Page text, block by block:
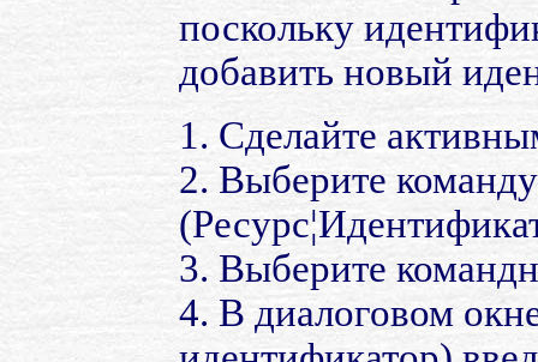
поскольку
добавить новый
1. Сделайте
2. Выберите
3. Выберите
4. В диалоговом